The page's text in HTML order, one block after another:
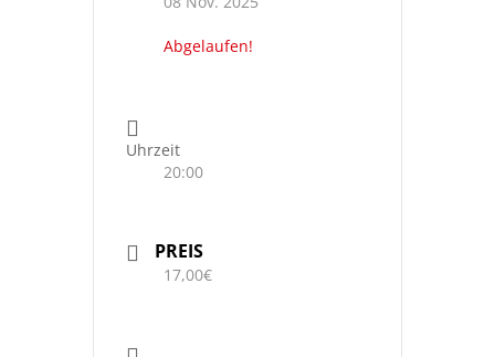
Abgelaufen!
Uhrzeit
20:00
PREIS
17,00€